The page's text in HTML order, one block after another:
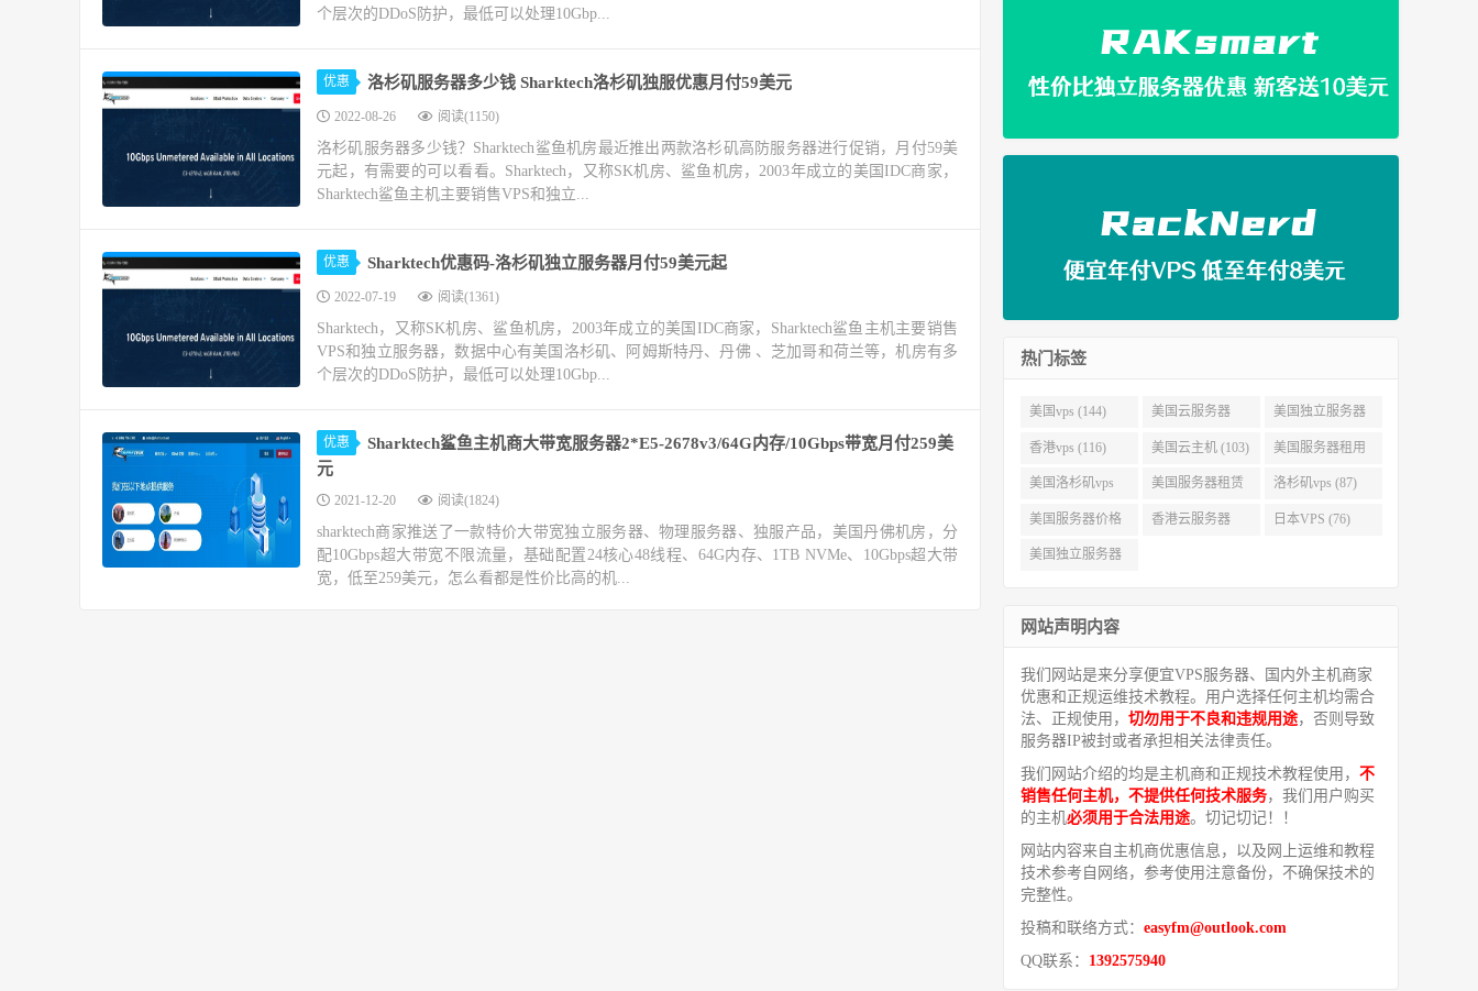
个层次的DDoS防护，最低可以处理10Gbp...
优惠 洛杉矶服务器多少钱 Sharktech洛杉矶独服优惠月付59美元
2022-08-26 阅读(1150)
洛杉矶服务器多少钱？Sharktech鲨鱼机房最近推出两款洛杉矶高防服务器进行促销，月付59美
元起，有需要的可以看看。Sharktech，又称SK机房、鲨鱼机房，2003年成立的美国IDC商家，
Sharktech鲨鱼主机主要销售VPS和独立...
优惠 Sharktech优惠码-洛杉矶独立服务器月付59美元起
2022-07-19 阅读(1361)
Sharktech，又称SK机房、鲨鱼机房，2003年成立的美国IDC商家，Sharktech鲨鱼主机主要销售
VPS和独立服务器，数据中心有美国洛杉矶、阿姆斯特丹、丹佛 、芝加哥和荷兰等，机房有多
个层次的DDoS防护，最低可以处理10Gbp...
优惠
Sharktech鲨鱼主机商大带宽服务器2*E5-2678v3/64G内存/10Gbps带宽月付259美
元
2021-12-20 阅读(1824)
sharktech商家推送了一款特价大带宽独立服务器、物理服务器、独服产品，美国丹佛机房，分
配10Gbps超大带宽不限流量，基础配置24核心48线程、64G内存、1TB NVMe、10Gbps超大带
宽，低至259美元，怎么看都是性价比高的机...
热门标签
美国vps (144) 美国云服务器
(143)
美国独立服务器
(118)
香港vps (116) 美国云主机 (103) 美国服务器租用
(99)
美国洛杉矶vps
(94)
美国服务器租赁
(91)
洛杉矶vps (87)
美国服务器价格
(82)
香港云服务器 日本VPS (76)
美国独立服务器
网站声明内容
我们网站是来分享便宜VPS服务器、国内外主机商家
优惠和正规运维技术教程。用户选择任何主机均需合
法、正规使用， 切勿用于不良和违规用途，否则导致
服务器IP被封或者承担相关法律责任。
我们网站介绍的均是主机商和正规技术教程使用， 不
销售任何主机，不提供任何技术服务，我们用户购买
的主机必须用于合法用途。切记切记！！
网站内容来自主机商优惠信息，以及网上运维和教程
技术参考自网络，参考使用注意备份，不确保技术的
完整性。
投稿和联络方式： easyfm@outlook.com
QQ联系： 1392575940